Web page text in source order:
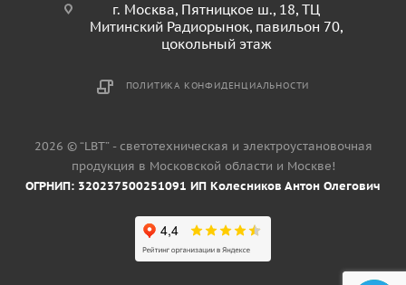
г. Москва, Пятницкое ш., 18, ТЦ
Митинский Радиорынок, павильон 70,
цокольный этаж
ПОЛИТИКА КОНФИДЕНЦИАЛЬНОСТИ
2026 © “LBT” - светотехническая и электроустановочная
продукция в Московской области и Москве!
ОГРНИП: 320237500251091 ИП Колесников Антон Олегович